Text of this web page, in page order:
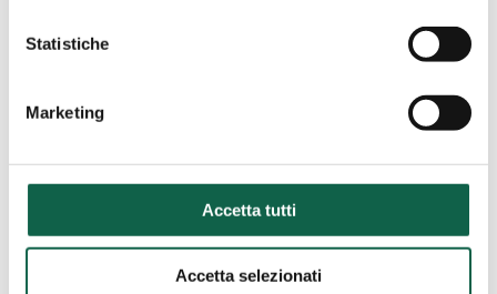
Statistiche
Marketing
Accetta tutti
Accetta selezionati
SCREENING
CARDIOVASCOLARE